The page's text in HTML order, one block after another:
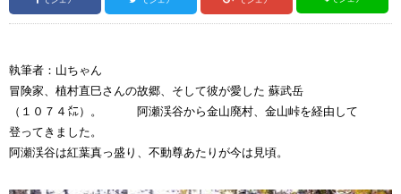
執筆者：山ちゃん
冒険家、植村直巳さんの故郷、そして彼が愛した 蘇武岳
（１０７４㍍）。 阿瀬渓谷から金山廃村、金山峠を経由して
登ってきました。
阿瀬渓谷は紅葉真っ盛り、不動尊あたりが今は見頃。